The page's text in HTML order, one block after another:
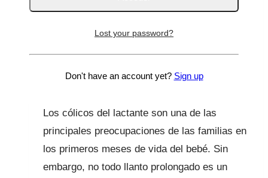
Cólico del lactante
Los cólicos del lactante son una de las
principales preocupaciones de las familias en
los primeros meses de vida del bebé. Sin
embargo, no todo llanto prolongado es un
Lost your password?
Don't have an account yet? Sign up